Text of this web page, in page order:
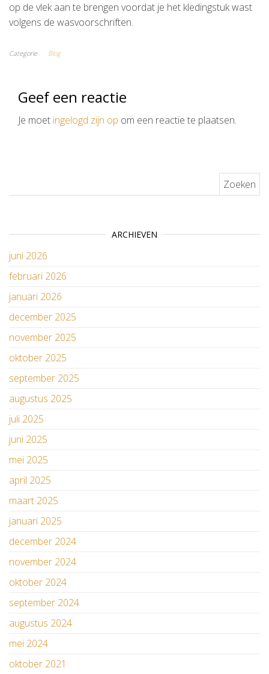
op de vlek aan te brengen voordat je het kledingstuk wast
volgens de wasvoorschriften.
Categorie Blog
Geef een reactie
Je moet ingelogd zijn op om een reactie te plaatsen.
ARCHIEVEN
juni 2026
februari 2026
januari 2026
december 2025
november 2025
oktober 2025
september 2025
augustus 2025
juli 2025
juni 2025
mei 2025
april 2025
maart 2025
januari 2025
december 2024
november 2024
oktober 2024
september 2024
augustus 2024
mei 2024
oktober 2021